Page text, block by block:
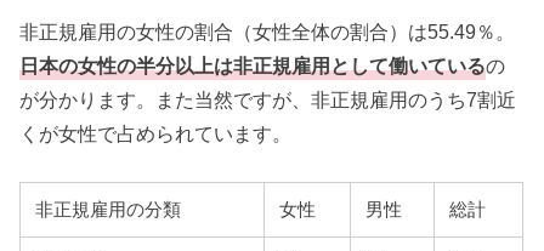
非正規雇用の女性の割合（女性全体の割合）は55.49％。
日本の女性の半分以上は非正規雇用として働いているの
が分かります。また当然ですが、非正規雇用のうち7割近
くが女性で占められています。
非正規雇用の分類 女性 男性 総計